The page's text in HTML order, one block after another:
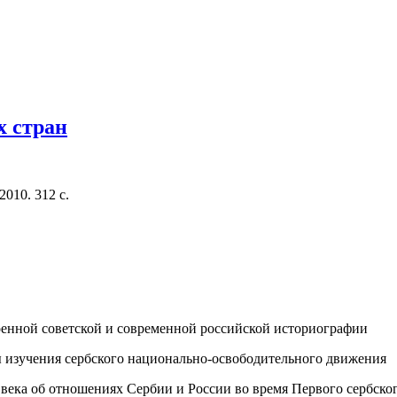
стран
312 с.
советской и современной российской историографии
сербского национально-освободительного движения
об отношениях Сербии и России во время Первого